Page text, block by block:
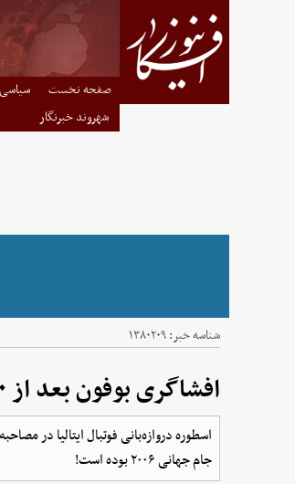
صفحه نخست سیاسی
شهروند خبرنگار
شناسه خبر:۱۳۸۰۲۰۹
افشاگری بوفون بعد از ۲۰ سال: من باعث اخراج زیدان شدم!
اسطوره دروازه‌بانی فوتبال ایتالیا در
جام جهانی ۲۰۰۶ بوده است!